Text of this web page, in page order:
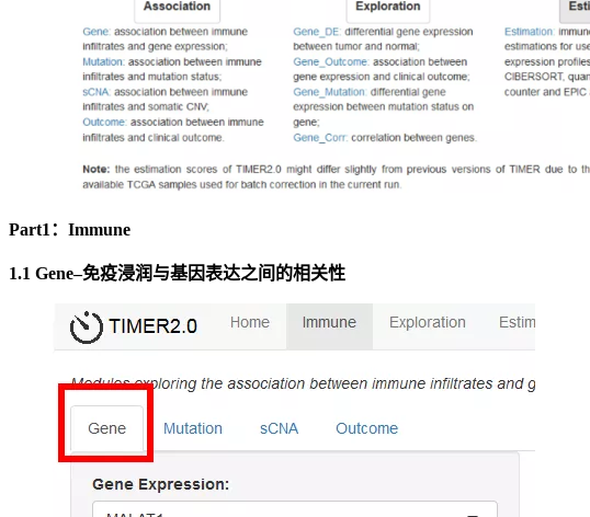
Part1：Immune
1.1 Gene–免疫浸润与基因表达之间的相关性